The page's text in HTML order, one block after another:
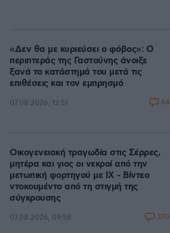
«Δεν θα με κυριεύσει ο φόβος»: Ο
περιπτεράς της Γαστούνης άνοιξε
ξανά το κατάστημά του μετά τις
επιθέσεις και τον εμπρησμό
07.08.2026, 12:51 64
Οικογενειακή τραγωδία στις Σέρρες,
μητέρα και γιος οι νεκροί από την
μετωπική φορτηγού με ΙΧ - Βίντεο
ντοκουμέντο από τη στιγμή της
σύγκρουσης
07.08.2026, 09:58 370